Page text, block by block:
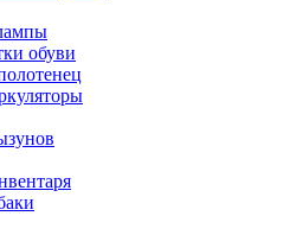
обуви